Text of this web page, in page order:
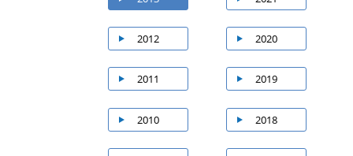
2020
2019
2018
2012
2011
2010